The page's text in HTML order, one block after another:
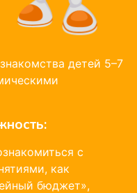
детей 5–7
с
как
бюджет»,